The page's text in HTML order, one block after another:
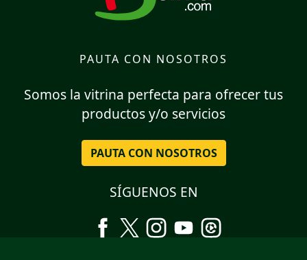
PAUTA CON NOSOTROS
Somos la vitrina perfecta para ofrecer tus
productos y/o servicios
PAUTA CON NOSOTROS
SÍGUENOS EN